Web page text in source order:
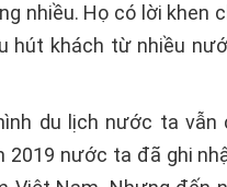
nhiều. Họ có lời
hút khách từ nhiều
du lịch nước ta
2019 nước ta đã ghi